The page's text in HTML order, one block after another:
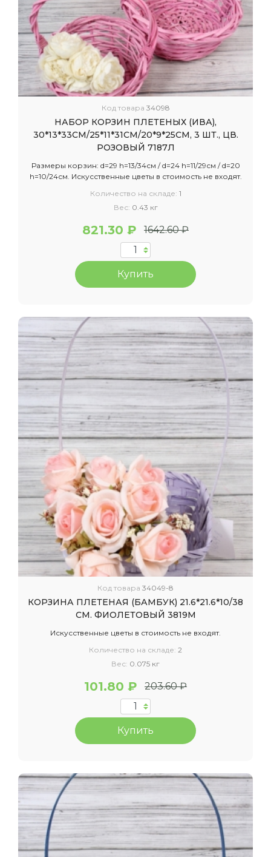
Код товара 34098
НАБОР КОРЗИН ПЛЕТЕНЫХ (ИВА),
30*13*33CM/25*11*31CM/20*9*25CM, 3 ШТ., ЦВ.
РОЗОВЫЙ 7187Л
Размеры корзин: d=29 h=13/34см / d=24 h=11/29см / d=20
h=10/24см. Искусственные цветы в стоимость не входят.
Количество на складе: 1
Вес: 0.43 кг
821.30 ₽ 1642.60 ₽
Купить
Код товара 34049-8
КОРЗИНА ПЛЕТЕНАЯ (БАМБУК) 21.6*21.6*10/38
СМ. ФИОЛЕТОВЫЙ 3819М
Искусственные цветы в стоимость не входят.
Количество на складе: 2
Вес: 0.075 кг
101.80 ₽ 203.60 ₽
Купить